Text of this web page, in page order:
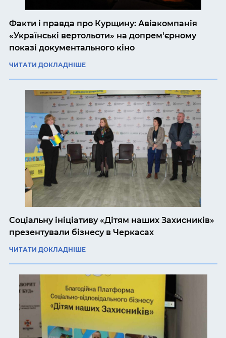
Факти і правда про Курщину: Авіакомпанія
«Українські вертольоти» на допрем'єрному
показі документального кіно
ЧИТАТИ ДОКЛАДНІШЕ
Соціальну ініціативу «Дітям наших Захисників»
презентували бізнесу в Черкасах
ЧИТАТИ ДОКЛАДНІШЕ